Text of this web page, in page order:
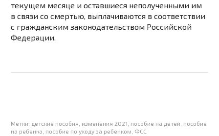
текущем месяце и оставшиеся неполученными им
в связи со смертью, выплачиваются в соответствии
с гражданским законодательством Российской
Федерации.
Метки: детские пособия изменения 2021 пособие на детей пособие
на ребенка пособие по уходу за ребенком ФСС